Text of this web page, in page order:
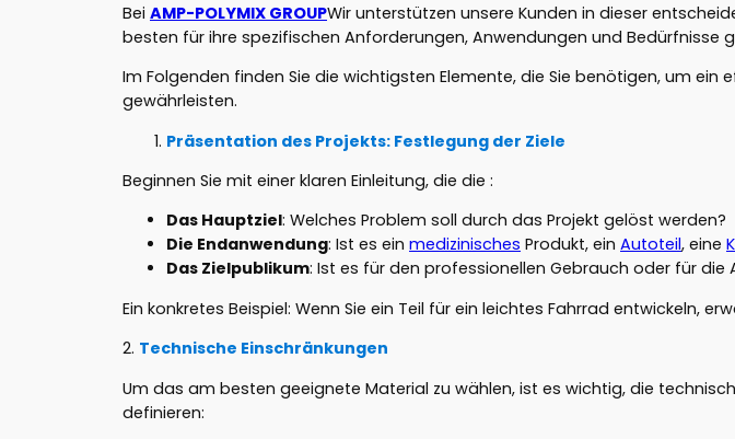
Bei AMP-POLYMIX GROUPWir unterstützen unsere Kunden in dieser
besten für ihre spezifischen Anforderungen, Anwendungen und Bedürfnisse
Im Folgenden finden Sie die wichtigsten Elemente, die Sie benötigen, um ein
gewährleisten.
Präsentation des Projekts: Festlegung der Ziele
Beginnen Sie mit einer klaren Einleitung, die die :
Das Hauptziel: Welches Problem soll durch das Projekt gelöst werden?
Die Endanwendung: Ist es ein medizinisches Produkt, ein Autoteil, eine
Das Zielpublikum: Ist es für den professionellen Gebrauch oder für
Ein konkretes Beispiel: Wenn Sie ein Teil für ein leichtes Fahrrad entwickeln,
2. Technische Einschränkungen
Um das am besten geeignete Material zu wählen, ist es wichtig, die
definieren: